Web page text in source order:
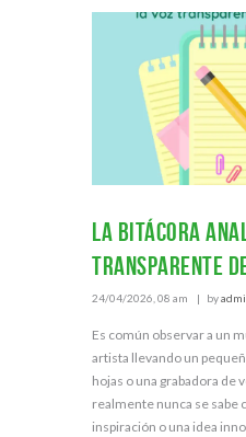
La bitácora
transparente
24/04/2026, 08 am by
Es común observar a un
artista llevando un
hojas o una grabadora de
realmente nunca se sabe
inspiración o una idea